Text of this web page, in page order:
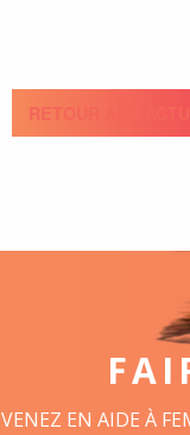
RETOUR AUX
VENEZ EN AIDE À